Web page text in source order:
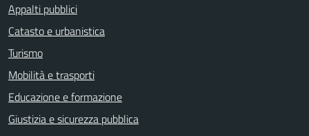
Appalti pubblici
Catasto e urbanistica
Turismo
Mobilità e trasporti
Educazione e formazione
Giustizia e sicurezza pubblica